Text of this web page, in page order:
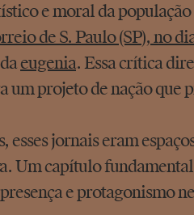
e moral da
de S. Paulo (SP), no
eugenia. Essa crítica
um projeto de nação
esses jornais eram
Um capítulo
e protagonismo